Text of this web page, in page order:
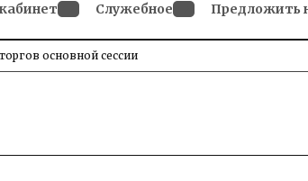
dropdown
menu
dropdown
menu
Служебное
dropdown
Предложить
основной сессии